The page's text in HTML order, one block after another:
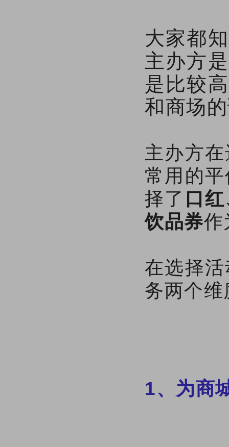
大家都
主办方
是比较
和商场
主办方
常用的
择了 口
饮品券作
在选择
务两个
1、为商